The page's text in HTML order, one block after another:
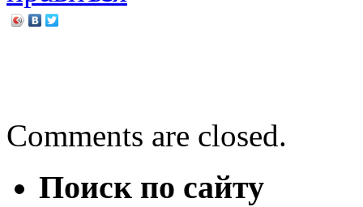
Comments are closed.
Поиск по сайту